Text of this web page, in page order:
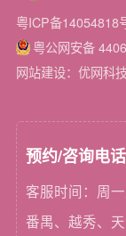
粤ICP备14054818
粤公网安备
网站建设：优网科
预约/咨询电话
客服时间：周
番禺、越秀、